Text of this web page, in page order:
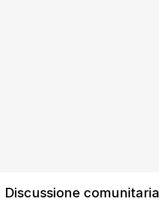
Discussione comunitaria